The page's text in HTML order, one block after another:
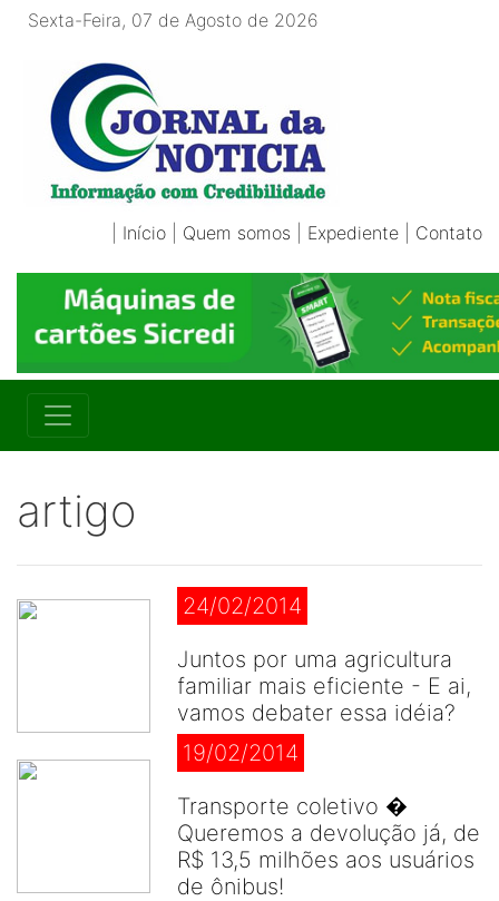
Sexta-Feira, 07 de Agosto de 2026
Início Quem somos Expediente Contato
artigo
24/02/2014
Juntos por uma agricultura
familiar mais eficiente - E ai,
vamos debater essa idéia?
19/02/2014
Transporte coletivo �
Queremos a devolução já, de
R$ 13,5 milhões aos usuários
de ônibus!